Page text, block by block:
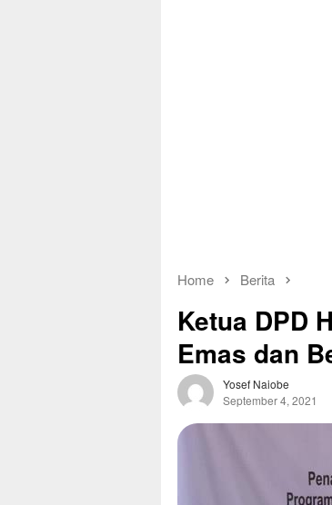
Home Berita
Ketua DPD
Emas dan
Yosef Naiobe
September 4, 2021